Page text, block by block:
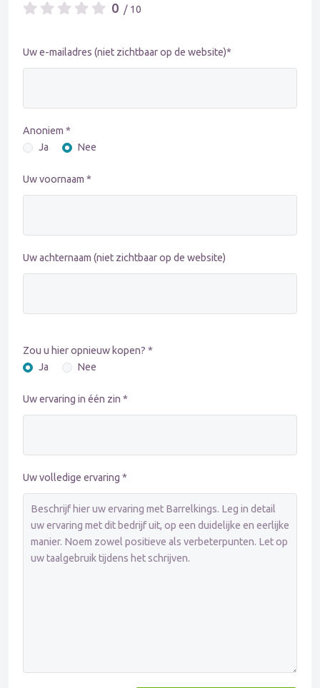
0 / 10
Uw e-mailadres (niet zichtbaar op de website)*
Anoniem *
Ja
Nee
Uw voornaam *
Uw achternaam (niet zichtbaar op de website)
Zou u hier opnieuw kopen? *
Ja
Nee
Uw ervaring in één zin *
Uw volledige ervaring *